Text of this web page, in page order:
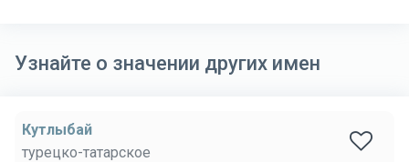
Узнайте о значении других имен
Кутлыбай
турецко-татарское